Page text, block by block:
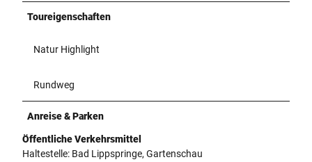
Toureigenschaften
Natur Highlight
Rundweg
Anreise & Parken
Öffentliche Verkehrsmittel
Haltestelle: Bad Lippspringe, Gartenschau